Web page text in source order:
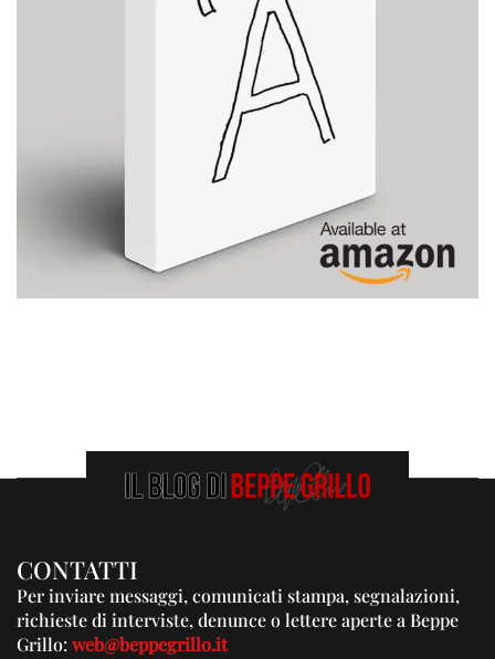
CONTATTI
Per inviare messaggi, comunicati stampa, segnalazioni,
richieste di interviste, denunce o lettere aperte a Beppe
Grillo:web@beppegrillo.it